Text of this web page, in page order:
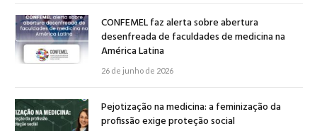
CONFEMEL faz alerta sobre abertura
desenfreada de faculdades de medicina na
América Latina
26 de junho de 2026
Pejotização na medicina: a feminização da
profissão exige proteção social